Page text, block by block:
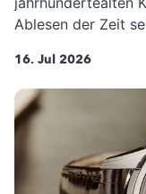
Ablesen der Zeit
16. Jul 2026